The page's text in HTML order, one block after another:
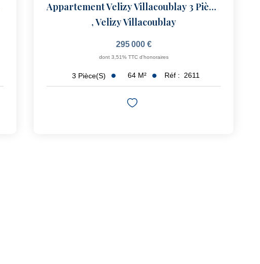
Appartement Velizy Villacoublay 3 Pièce(s) 65 M2
,Velizy Villacoublay
295 000 €
dont 3,51% TTC d'honoraires
3 Pièce(s) 64 M² Réf : 2611